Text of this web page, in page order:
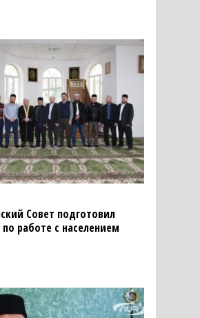
Совет подготовил
работе с населением